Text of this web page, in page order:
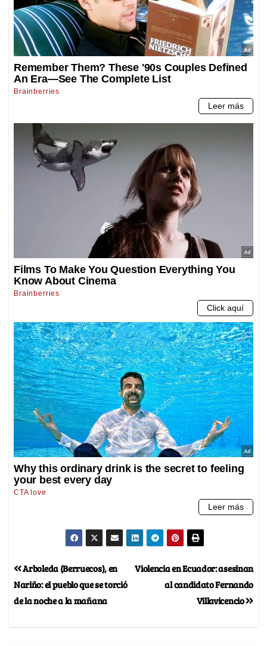
Violencia en Ecuador: asesinan
al candidato Fernando
Villavicencio
Arboleda (Berruecos), en
Nariño: el pueblo que se torció
de la noche a la mañana